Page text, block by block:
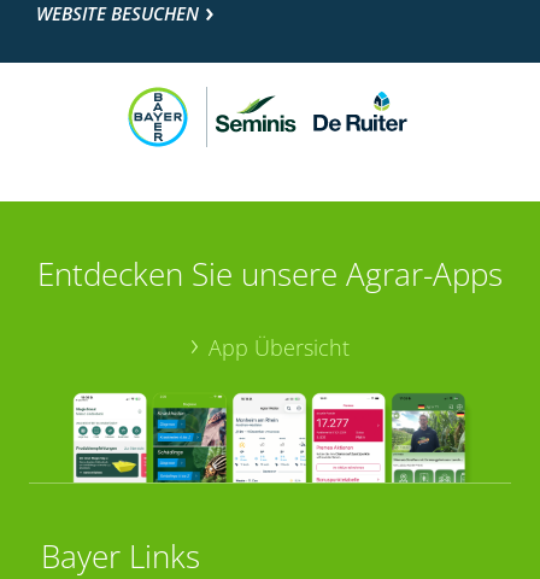
WEBSITE BESUCHEN
Entdecken Sie unsere Agrar-Apps
App Übersicht
Bayer Links